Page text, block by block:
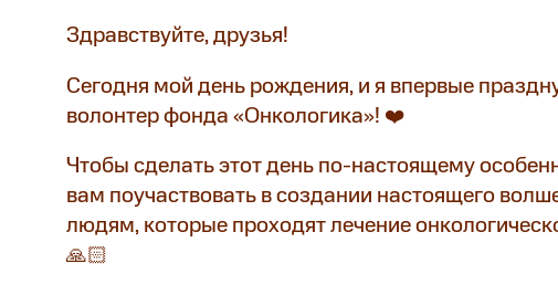
Здравствуйте, друзья!
Сегодня мой день рождения, и я впервые
волонтер фонда «Онкологика»! ❤️
Чтобы сделать этот день по-настоящему
вам поучаствовать в создании настоящего
людям, которые проходят лечение
🙏🏻